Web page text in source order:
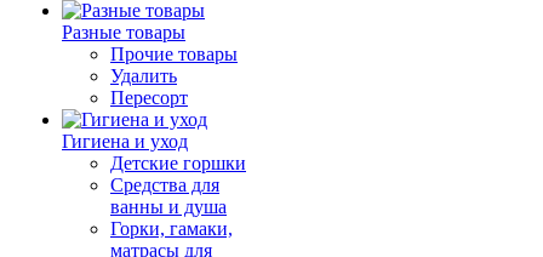
Разные товары
Прочие товары
Удалить
Пересорт
Гигиена и уход
Детские горшки
Средства для
ванны и душа
Горки, гамаки,
матрасы для